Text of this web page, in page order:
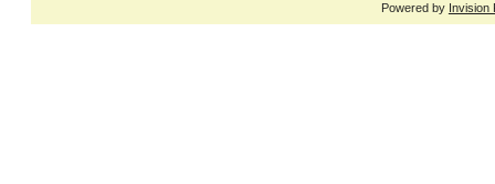
Powered by Invision